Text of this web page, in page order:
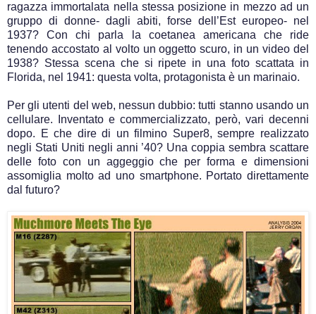
ragazza immortalata nella stessa posizione in mezzo ad un
gruppo di donne- dagli abiti, forse dell’Est europeo- nel
1937? Con chi parla la coetanea americana che ride
tenendo accostato al volto un oggetto scuro, in un video del
1938? Stessa scena che si ripete in una foto scattata in
Florida, nel 1941: questa volta, protagonista è un marinaio.
Per gli utenti del web, nessun dubbio: tutti stanno usando un
cellulare. Inventato e commercializzato, però, vari decenni
dopo. E che dire di un filmino Super8, sempre realizzato
negli Stati Uniti negli anni ’40? Una coppia sembra scattare
delle foto con un aggeggio che per forma e dimensioni
assomiglia molto ad uno smartphone. Portato direttamente
dal futuro?